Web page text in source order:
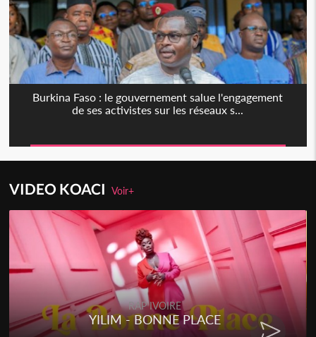
Burkina Faso : le gouvernement salue l'engagement
de ses activistes sur les réseaux s...
VIDEO KOACIVoir+
RAP IVOIRE
YILIM - BONNE PLACE